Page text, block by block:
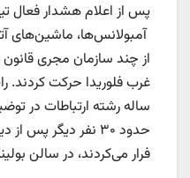
پس از اعلام هشدار فعال
آمبولانس‌ها، ماشین‌های
از چند سازمان مجری
ساله رشته ارتباطات در
حدود ۳۰ نفر دیگر
فرار می‌کردند، در سالن